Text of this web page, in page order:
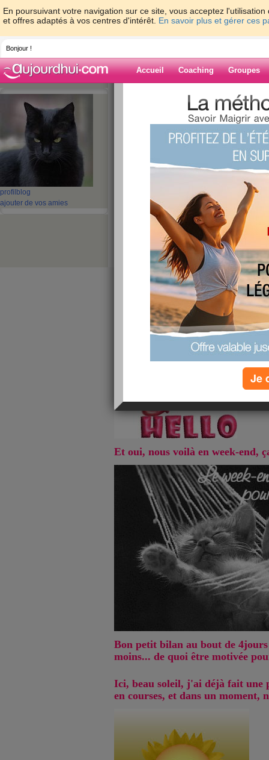
En poursuivant votre navigation sur ce site, vous acceptez
et offres adaptés à vos centres d'intérêt. En savoir plus et gérer ces
Bonjour !
Accueil Coaching Groupes
profil blog
ajouter de vos amies
>
Blog de
21 - 30 31 - 40 41 - 50 51 -
‹ Préc. 21 22 23 24 25
Week-end
publié le 03/03/2012 à 12:56
Et oui, nous voilà en week-end,
Bon petit bilan au bout de
moins... de quoi être motivée
Ici, beau soleil, j'ai déjà fait une
en courses, et dans un moment,
Je